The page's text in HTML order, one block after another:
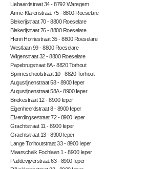
Liebaardstraat 34 - 8792 Waregem
Arme-Klarenstraat 75 - 8800 Roeselare
Blekerijstraat 70 - 8800 Roeselare
Blekerijstraat 76 - 8800 Roeselare
Henri Horriestraat 35 - 8800 Roeselare
Westlaan 99 - 8800 Roeselare
Wilgenstraat 32 - 8800 Roeselare
Papebrugstraat 8A - 8820 Torhout
Spinneschoolstraat 10 - 8820 Torhout
Augustijnenstraat 58 - 8900 Ieper
Augustijnenstraat 58A - 8900 Ieper
Briekestraat 12 - 8900 Ieper
Eigenheerdstraat 8 - 8900 Ieper
Elverdingsestraat 72 - 8900 Ieper
Grachtstraat 11 - 8900 Ieper
Grachtstraat 13 - 8900 Ieper
Lange Torhoutstraat 33 - 8900 Ieper
Maarschalk Fochlaan 1 - 8900 Ieper
Paddevijverstraat 63 - 8900 Ieper